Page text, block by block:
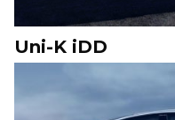
Uni-K iDD